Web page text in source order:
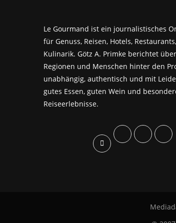
Le Gourmand ist ein journalistisches
für Genuss, Reisen, Hotels,
Kulinarik. Götz A. Primke berichtet
Regionen und Menschen hinter den
unabhängig, authentisch und mit
gutes Essen, guten Wein und
Reiseerlebnisse.